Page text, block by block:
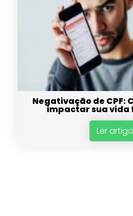
Negativação de CPF:
impactar sua vida
Ler artigo